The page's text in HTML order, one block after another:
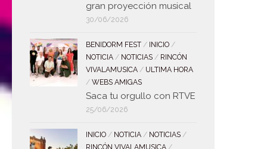
gran proyección musical
30/06/2026
BENIDORM FEST / INICIO /
NOTICIA / NOTICIAS / RINCÓN
VIVALAMUSICA / ULTIMA HORA
/ WEBS AMIGAS
Saca tu orgullo con RTVE
25/06/2026
INICIO / NOTICIA / NOTICIAS /